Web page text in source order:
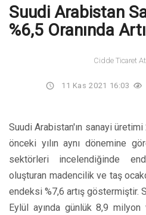
Suudi Arabistan
%6,5 Oranında
Cidde Ticaret
11 Kas 2021 16:03
Suudi Arabistan'ın sanayi üretimi
önceki yılın aynı dönemine
sektörleri incelendiğinde
oluşturan madencilik ve taş
endeksi %7,6 artış göstermiştir.
Eylül ayında günlük 8,9